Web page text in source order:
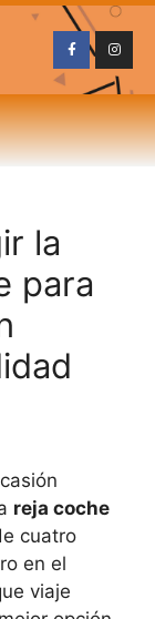
la
para
reja coche
cuatro
en el
viaje